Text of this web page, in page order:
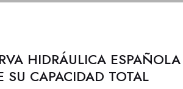
HIDRÁULICA
SU CAPACIDAD TOTAL